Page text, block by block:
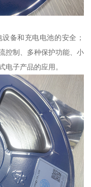
备和充电电池的安全；
控制、多种保护功能、小
电子产品的应用。